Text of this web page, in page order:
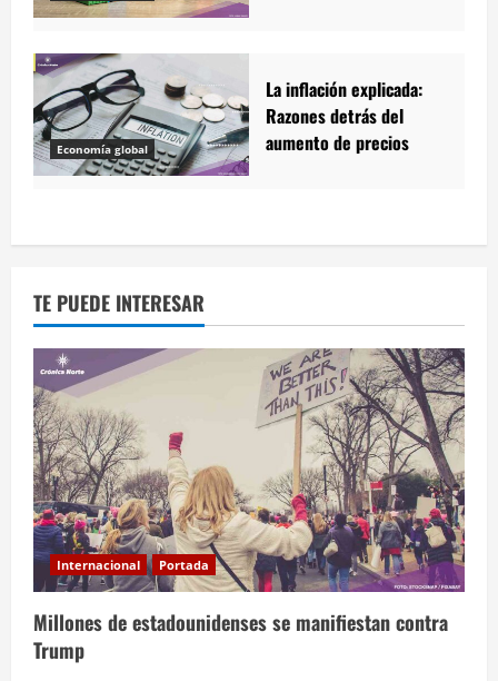
Economía global
La inflación explicada:
Razones detrás del
aumento de precios
TE PUEDE INTERESAR
Internacional Portada
Millones de estadounidenses se manifiestan contra
Trump